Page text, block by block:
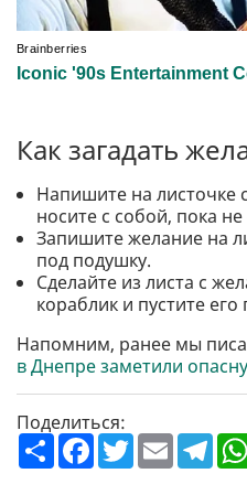
Как загадать
Напишите на листочке
носите с собой, пока не
Запишите желание на
под подушку.
Сделайте из листа с
кораблик и пустите его
Напомним, ранее мы
в Днепре заметили
Поделиться:
П
о
F
a
T
w
E
m
T
e